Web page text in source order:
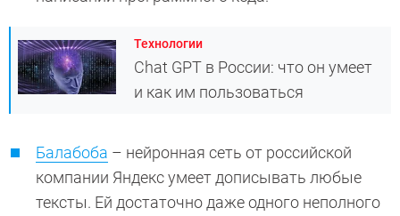
Технологии
Chat GPT в России: что он умеет
и как им пользоваться
Балабоба – нейронная сеть от российской
компании Яндекс умеет дописывать любые
тексты. Ей достаточно даже одного неполного